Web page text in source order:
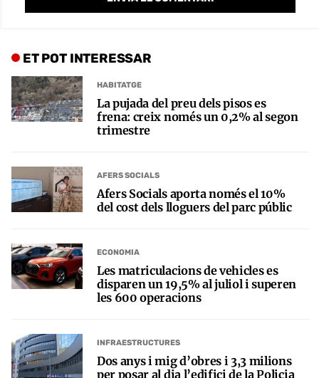
ET POT INTERESSAR
HABITATGE
La pujada del preu dels pisos es
frena: creix només un 0,2% al segon
trimestre
AFERS SOCIALS
Afers Socials aporta només el 10%
del cost dels lloguers del parc públic
ECONOMIA
Les matriculacions de vehicles es
disparen un 19,5% al juliol i superen
les 600 operacions
INFRAESTRUCTURES
Dos anys i mig d’obres i 3,3 milions
per posar al dia l’edifici de la Policia